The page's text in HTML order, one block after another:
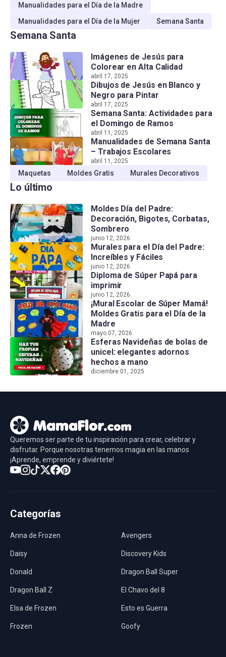
Manualidades para el Día de la Madre
Manualidades para el Día de la Mujer
Semana Santa
Semana Santa
Imágenes de Jesús para
Colorear en Alta Calidad
abril 17, 2025
Dibujos de Jesús en Blanco y
Negro para Pintar
abril 17, 2025
Semana Santa: Actividades para
el Domingo de Ramos
abril 11, 2025
Manualidades de Semana Santa
– Trabajos Escolares
abril 11, 2025
Maquetas Moldes Gratis Murales Decorativos
Lo último
Moldes Día del Padre:
Decoración, Bigotes, Corbatas,
Sombrero
junio 12, 2026
Murales para el Día del Padre:
Increíbles y Fáciles
junio 12, 2026
Diploma de Súper Papá para
imprimir
junio 12, 2026
¡Mural Escolar de Súper Mamá!
Moldes Gratis para el Día de la
Madre
mayo 07, 2026
Esferas Navideñas de bolas de
unicel: elegantes adornos
hechos a mano
diciembre 01, 2025
Queremos ser parte de tu inspiración para crear, celebrar y
disfrutar. Porque nosotras tenemos magia en las manos
¡Aprende, emprende y diviértete!
Categorías
Anna de Frozen Avengers
Daisy Discovery Kids
Donald Dragon Ball Super
Dragon Ball Z El Chavo del 8
Elsa de Frozen Esto es Guerra
Frozen Goofy